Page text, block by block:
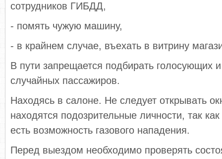
сотрудников ГИБДД,
- помять чужую машину,
- в крайнем случае, въехать в витрину
В пути запрещается подбирать голосующих
случайных пассажиров.
Находясь в салоне. Не следует открывать
находятся подозрительные личности, так
есть возможность газового нападения.
Перед выездом необходимо проверять